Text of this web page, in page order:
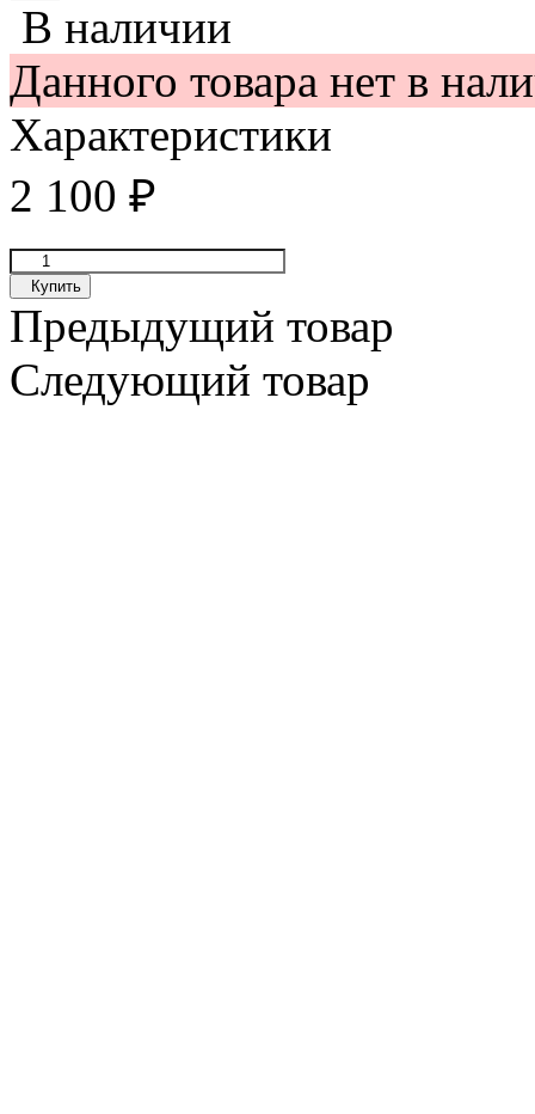
В наличии
Данного товара нет в
Характеристики
2 100 ₽
Купить
Предыдущий товар
Следующий товар